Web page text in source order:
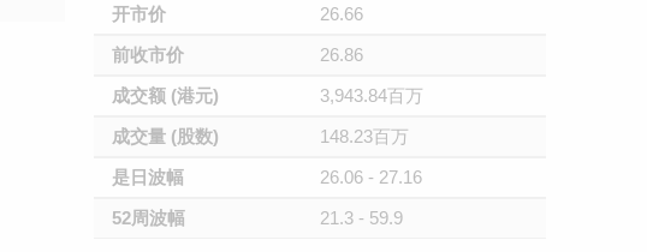
开市价
26.66
前收市价
26.86
成交额 (港元)
3,943.84百万
成交量 (股数)
148.23百万
是日波幅
26.06 - 27.16
52周波幅
21.3 - 59.9